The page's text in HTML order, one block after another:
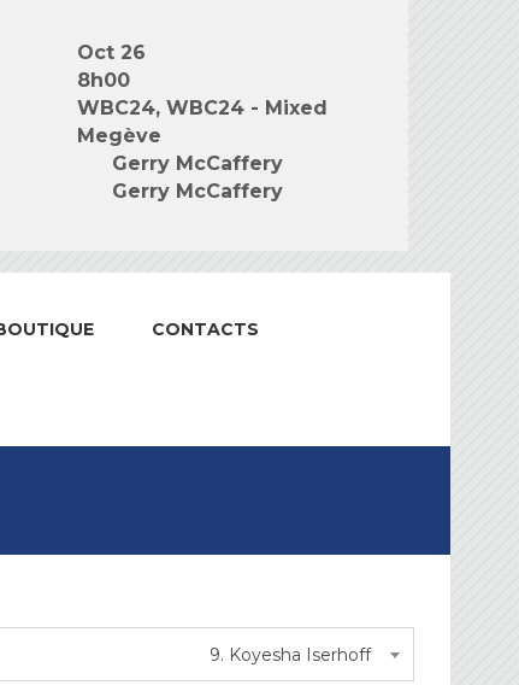
Oct 26
8h00
WBC24, WBC24 - Mixed
Megève
Gerry McCaffery
Gerry McCaffery
CONTACTS
9. Koyesha Iserhoff